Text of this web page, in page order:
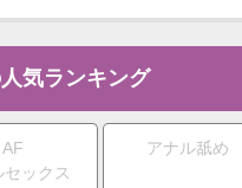
気ランキング
AF
セックス
アナル舐め